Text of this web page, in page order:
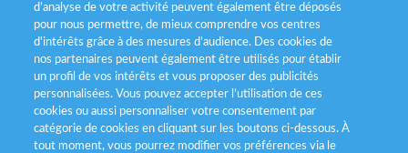
Services consommateurs
Déclaration d’accessibilité
d’analyse de votre activité peuvent également être déposés
pour nous permettre, de mieux comprendre vos centres
d'intérêts grâce à des mesures d’audience. Des cookies de
nos partenaires peuvent également être utilisés pour établir
un profil de vos intérêts et vous proposer des publicités
personnalisées. Vous pouvez accepter l’utilisation de ces
cookies ou aussi personnaliser votre consentement par
catégorie de cookies en cliquant sur les boutons ci-dessous. À
tout moment, vous pourrez modifier vos préférences via le